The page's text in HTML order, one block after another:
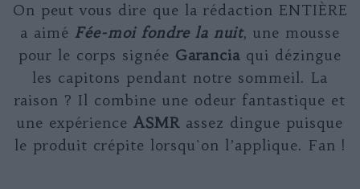
On peut vous dire que la rédaction ENTIÈRE
a aimé Fée-moi fondre la nuit, une mousse
pour le corps signée Garancia qui dézingue
les capitons pendant notre sommeil. La
raison ? Il combine une odeur fantastique et
une expérience ASMR assez dingue puisque
le produit crépite lorsqu'on l’applique. Fan !